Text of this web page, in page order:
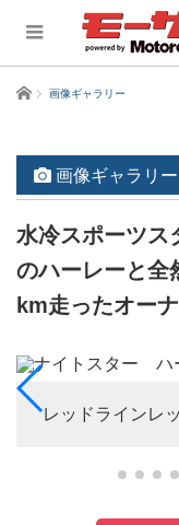
ホーム 画像ギャラリー
画像ギャラリー
水冷スポーツス
のハーレーと全
km走ったオー
レッドラインレ